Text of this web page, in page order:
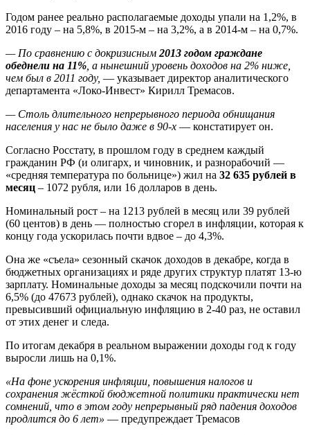
Годом ранее реально располагаемые доходы упали на 1,2%, в
2016 году – на 5,8%, в 2015-м – на 3,2%, а в 2014-м – на 0,7%.
— По сравнению с докризисным 2013 годом граждане
обеднели на 11% , а нынешний уровень доходов на 2% ниже,
чем был в 2011 году, — указывает директор аналитического
департамента «Локо-Инвест» Кирилл Тремасов.
— Столь длительного непрерывного периода обнищания
населения у нас не было даже в 90-х — констатирует он.
Согласно Росстату, в прошлом году в среднем каждый
гражданин РФ (и олигарх, и чиновник, и разнорабочий —
«средняя температура по больнице») жил на 32 635 рублей в
месяц – 1072 рубля, или 16 долларов в день.
Номинальный рост – на 1213 рублей в месяц или 39 рублей
(60 центов) в день — полностью сгорел в инфляции, которая к
концу года ускорилась почти вдвое – до 4,3%.
Она же «съела» сезонный скачок доходов в декабре, когда в
бюджетных организациях и ряде других структур платят 13-ю
зарплату. Номинальные доходы за месяц подскочили почти на
6,5% (до 47673 рублей), однако скачок на продукты,
превысивший официальную инфляцию в 2-40 раз, не оставил
от этих денег и следа.
По итогам декабря в реальном выражении доходы год к году
выросли лишь на 0,1%.
«На фоне ускорения инфляции, повышения налогов и
сохранения жёсткой бюджетной политики практически нет
сомнений, что в этом году непрерывный ряд падения доходов
продлится до 6 лет» — предупреждает Тремасов